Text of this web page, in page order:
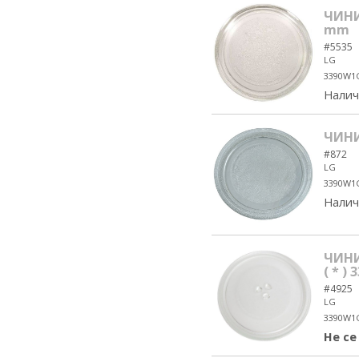
mm
#5535
LG
#872
LG
( * )
#4925
LG
Не